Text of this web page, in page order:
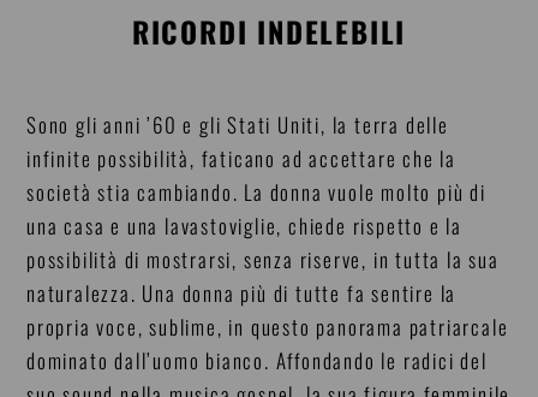
RICORDI INDELEBILI
Sono gli anni ’60 e gli Stati Uniti, la terra delle
infinite possibilità, faticano ad accettare che la
società stia cambiando. La donna vuole molto più di
una casa e una lavastoviglie, chiede rispetto e la
possibilità di mostrarsi, senza riserve, in tutta la sua
naturalezza. Una donna più di tutte fa sentire la
propria voce, sublime, in questo panorama patriarcale
dominato dall’uomo bianco. Affondando le radici del